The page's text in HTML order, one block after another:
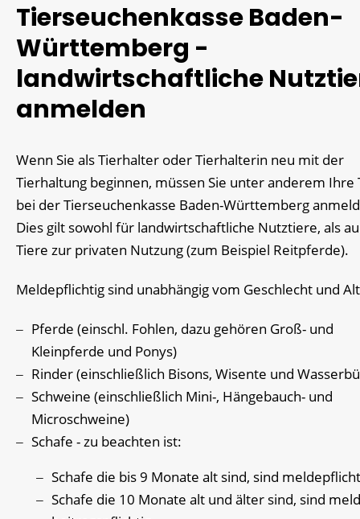
Tierseuchenkasse Baden-
Württemberg -
landwirtschaftliche
anmelden
Wenn Sie als Tierhalter oder Tierhalterin neu mit der
Tierhaltung beginnen, müssen Sie unter anderem Ihre
bei der Tierseuchenkasse Baden-Württemberg
Dies gilt sowohl für landwirtschaftliche Nutztiere, als
Tiere zur privaten Nutzung(zum Beispiel Reitpferde).
Meldepflichtig sind unabhängig vom Geschlecht und
Pferde (einschl. Fohlen, dazu gehören Groß- und
Kleinpferde und Ponys)
Rinder(einschließlich Bisons, Wisente und
Schweine (einschließlich Mini-, Hängebauch- und
Microschweine)
Schafe - zu beachten ist:
Schafe die bis 9 Monate alt sind, sind
Schafe die 10 Monate alt und älter sind, sind